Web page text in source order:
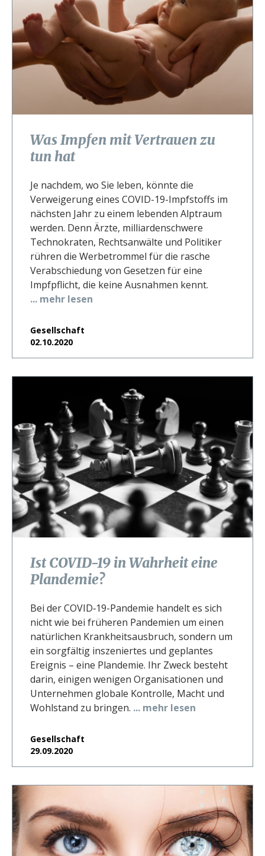
Was Impfen mit Vertrauen zu
tun hat
Je nachdem, wo Sie leben, könnte die
Verweigerung eines COVID-19-Impfstoffs im
nächsten Jahr zu einem lebenden Alptraum
werden. Denn Ärzte, milliardenschwere
Technokraten, Rechtsanwälte und Politiker
rühren die Werbetrommel für die rasche
Verabschiedung von Gesetzen für eine
Impfpflicht, die keine Ausnahmen kennt.
... mehr lesen
Gesellschaft
02.10.2020
Ist COVID-19 in Wahrheit eine
Plandemie?
Bei der COVID‑19-Pandemie handelt es sich
nicht wie bei früheren Pandemien um einen
natürlichen Krankheitsausbruch, sondern um
ein sorgfältig inszeniertes und geplantes
Ereignis – eine Plandemie. Ihr Zweck besteht
darin, einigen wenigen Organisationen und
Unternehmen globale Kontrolle, Macht und
Wohlstand zu bringen. ... mehr lesen
Gesellschaft
29.09.2020